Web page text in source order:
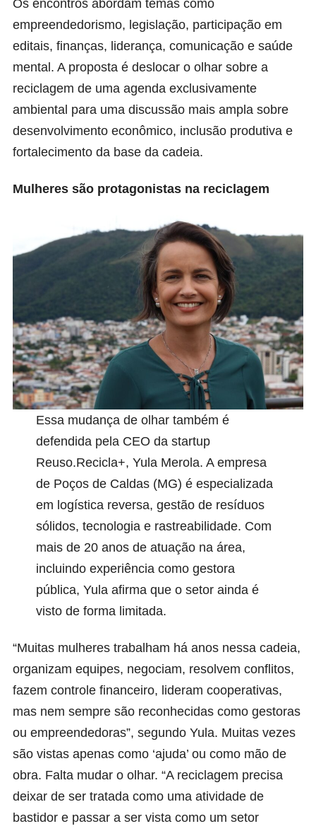
Os encontros abordam temas como
empreendedorismo, legislação, participação em
editais, finanças, liderança, comunicação e saúde
mental. A proposta é deslocar o olhar sobre a
reciclagem de uma agenda exclusivamente
ambiental para uma discussão mais ampla sobre
desenvolvimento econômico, inclusão produtiva e
fortalecimento da base da cadeia.
Mulheres são protagonistas na reciclagem
Essa mudança de olhar também é
defendida pela CEO da startup
Reuso.Recicla+, Yula Merola. A empresa
de Poços de Caldas (MG) é especializada
em logística reversa, gestão de resíduos
sólidos, tecnologia e rastreabilidade. Com
mais de 20 anos de atuação na área,
incluindo experiência como gestora
pública, Yula afirma que o setor ainda é
visto de forma limitada.
“Muitas mulheres trabalham há anos nessa cadeia,
organizam equipes, negociam, resolvem conflitos,
fazem controle financeiro, lideram cooperativas,
mas nem sempre são reconhecidas como gestoras
ou empreendedoras”, segundo Yula. Muitas vezes
são vistas apenas como ‘ajuda’ ou como mão de
obra. Falta mudar o olhar. “A reciclagem precisa
deixar de ser tratada como uma atividade de
bastidor e passar a ser vista como um setor